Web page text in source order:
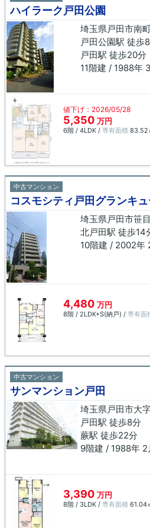
ハイラーク戸田公園
埼玉県戸田市南
戸田公園駅 徒歩
戸田駅 徒歩20分
11階建 / 1988年
値下げ：2026/05/28
5,350 万円
6階 / 4LDK / 専有面積 83.52
中古マンション
コスモシティ戸田グランキ
埼玉県戸田市笹
北戸田駅 徒歩14
10階建 / 2002年
4,480 万円
8階 / 2LDK+S(納戸) / 専有面
中古マンション
サンマンション戸田
埼玉県戸田市大
戸田駅 徒歩8分
蕨駅 徒歩22分
9階建 / 1988年
3,390 万円
8階 / 3LDK / 専有面積 61.04